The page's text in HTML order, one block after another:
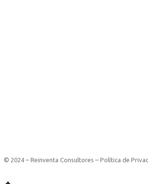
© 2024 – Reinventa Consultores – Política de